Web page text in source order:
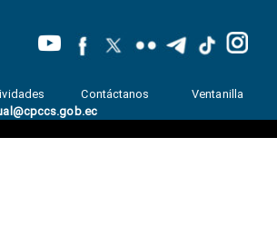
Contáctanos
Ventanilla